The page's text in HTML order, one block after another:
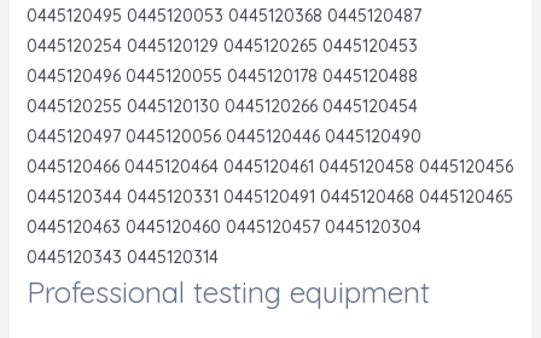
0445120495 0445120053 0445120368 0445120487
0445120254 0445120129 0445120265 0445120453
0445120496 0445120055 0445120178 0445120488
0445120255 0445120130 0445120266 0445120454
0445120497 0445120056 0445120446 0445120490
0445120466 0445120464 0445120461 0445120458 0445120456
0445120344 0445120331 0445120491 0445120468 0445120465
0445120463 0445120460 0445120457 0445120304
0445120343 0445120314
Professional testing equipment